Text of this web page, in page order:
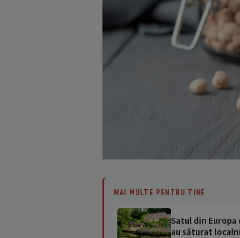
MAI MULTE PENTRU TINE
Satul din Europa
au săturat